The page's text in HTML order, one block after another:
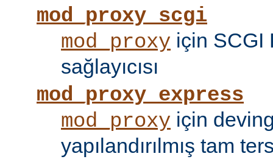
mod_proxy_scgi
mod_proxy için SCGI
sağlayıcısı
mod_proxy_express
mod_proxy için
yapılandırılmış tam